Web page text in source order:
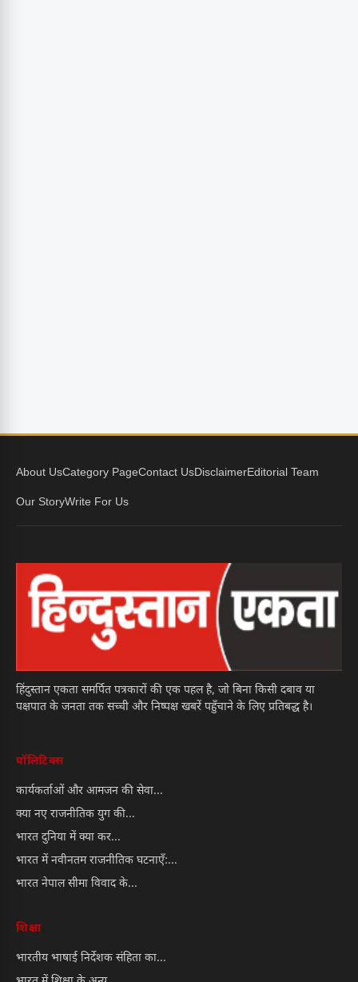
About UsCategory PageContact UsDisclaimerEditorial Team
Our StoryWrite For Us
हिंदुस्तान एकता समर्पित पत्रकारों की एक पहल है, जो बिना किसी दबाव या
पक्षपात के जनता तक सच्ची और निष्पक्ष खबरें पहुँचाने के लिए प्रतिबद्ध है।
पॉलिटिक्स
कार्यकर्ताओं और आमजन की सेवा...
क्या नए राजनीतिक युग की...
भारत दुनिया में क्या कर...
भारत में नवीनतम राजनीतिक घटनाएँ:...
भारत नेपाल सीमा विवाद के...
शिक्षा
भारतीय भाषाई निर्देशक संहिता का...